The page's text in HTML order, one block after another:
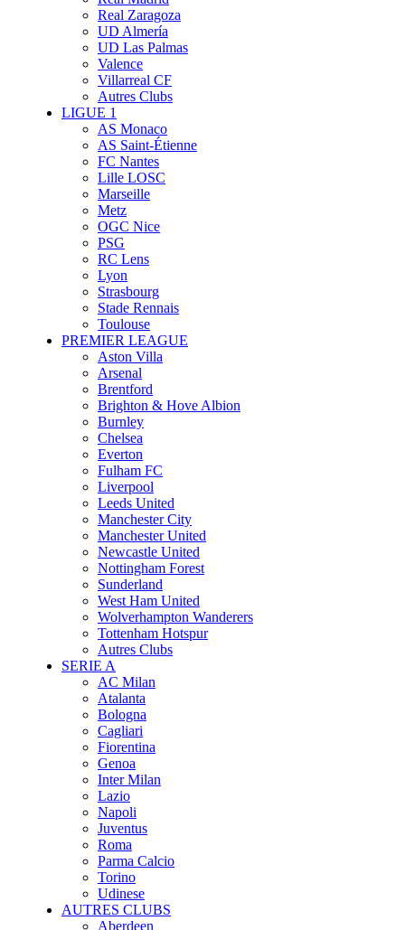
Real Zaragoza
UD Almería
UD Las Palmas
Valence
Villarreal CF
Autres Clubs
LIGUE 1
AS Monaco
AS Saint-Étienne
FC Nantes
Lille LOSC
Marseille
Metz
OGC Nice
PSG
RC Lens
Lyon
Strasbourg
Stade Rennais
Toulouse
PREMIER LEAGUE
Aston Villa
Arsenal
Brentford
Brighton & Hove Albion
Burnley
Chelsea
Everton
Fulham FC
Liverpool
Leeds United
Manchester City
Manchester United
Newcastle United
Nottingham Forest
Sunderland
West Ham United
Wolverhampton Wanderers
Tottenham Hotspur
Autres Clubs
SERIE A
AC Milan
Atalanta
Bologna
Cagliari
Fiorentina
Genoa
Inter Milan
Lazio
Napoli
Juventus
Roma
Parma Calcio
Torino
Udinese
AUTRES CLUBS
Aberdeen